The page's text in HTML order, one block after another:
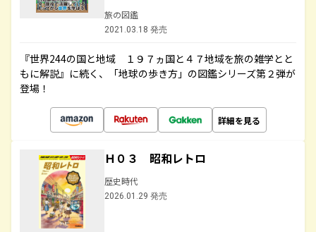
旅の図鑑
2021.03.18 発売
『世界244の国と地域 １９７ヵ国と４７地域を旅の雑学とと
もに解説』に続く、「地球の歩き方」の図鑑シリーズ第２弾が
登場！
詳細を見る
Ｈ０３ 昭和レトロ
歴史時代
2026.01.29 発売